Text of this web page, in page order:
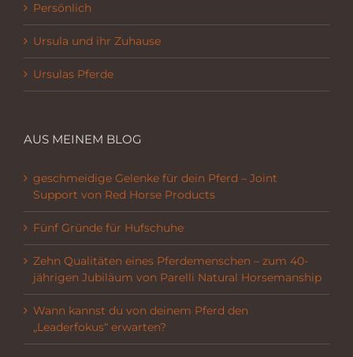
Persönlich
Ursula und ihr Zuhause
Ursulas Pferde
AUS MEINEM BLOG
geschmeidige Gelenke für dein Pferd – Joint
Support von Red Horse Products
Fünf Gründe für Hufschuhe
Zehn Qualitäten eines Pferdemenschen – zum 40-
jährigen Jubiläum von Parelli Natural Horsemanship
Wann kannst du von deinem Pferd den
„Leaderfokus“ erwarten?